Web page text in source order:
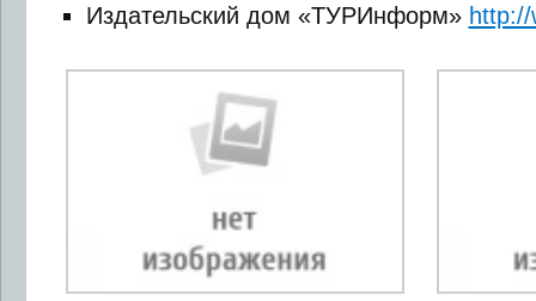
Издательский дом «ТУРИнформ»